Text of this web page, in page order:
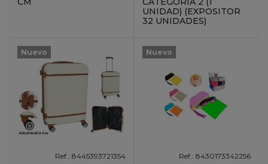
UNIDAD) (EXPOSITOR
32 UNIDADES)
Nuevo
Ref.: 8445393721354
Nuevo
Ref.: 8430173342256